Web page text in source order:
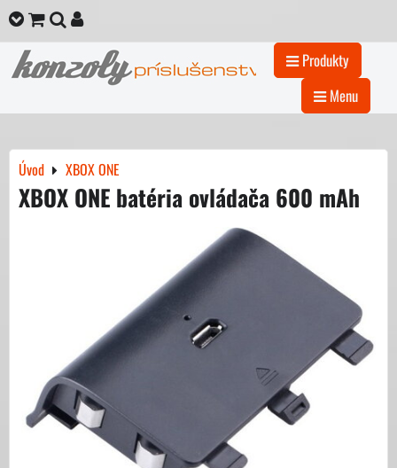
Produkty
Menu
Úvod XBOX ONE
XBOX ONE batéria ovládača 600 mAh